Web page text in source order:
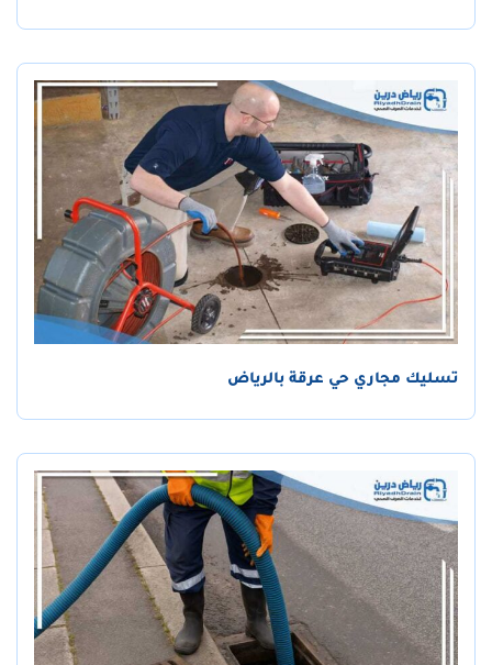
تسليك مجاري حي عرقة بالرياض